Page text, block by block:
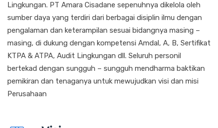
Lingkungan. PT Amara Cisadane sepenuhnya dikelola oleh
sumber daya yang terdiri dari berbagai disiplin ilmu dengan
pengalaman dan keterampilan sesuai bidangnya masing –
masing, di dukung dengan kompetensi Amdal, A, B, Sertifikat
KTPA & ATPA, Audit Lingkungan dll. Seluruh personil
bertekad dengan sungguh – sungguh mendharma baktikan
pemikiran dan tenaganya untuk mewujudkan visi dan misi
Perusahaan